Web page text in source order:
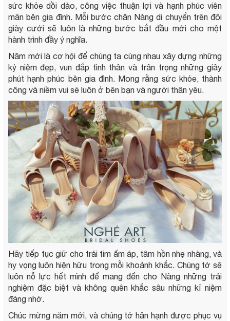
sức khỏe dồi dào, công việc thuận lợi và hạnh phúc viên
mãn bên gia đình. Mỗi bước chân Nàng di chuyển trên đôi
giày cưới sẽ luôn là những bước bắt đầu mới cho một
hành trình đầy ý nghĩa.
Năm mới là cơ hội để chúng ta cùng nhau xây dựng những
kỷ niệm đẹp, vun đắp tình thân và trân trọng những giây
phút hạnh phúc bên gia đình. Mong rằng sức khỏe, thành
công và niềm vui sẽ luôn ở bên bạn và người thân yêu.
Hãy tiếp tục giữ cho trái tim ấm áp, tâm hồn nhẹ nhàng, và
hy vọng luôn hiện hữu trong mỗi khoảnh khắc. Chúng tớ sẽ
luôn nỗ lực hết mình để mang đến cho Nàng những trải
nghiệm đặc biệt và không quên khắc sâu những kỉ niệm
đáng nhớ.
Chúc mừng năm mới, và chúng tớ hân hạnh được phục vụ